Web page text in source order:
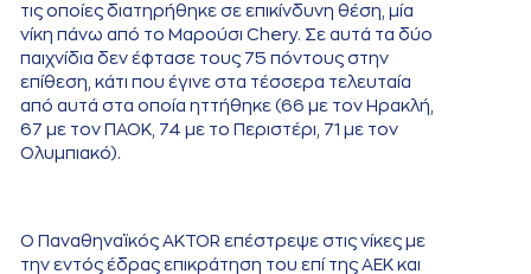
τις οποίες διατηρήθηκε σε επικίνδυνη θέση, μία
νίκη πάνω από το Μαρούσι Chery. Σε αυτά τα δύο
παιχνίδια δεν έφτασε τους 75 πόντους στην
επίθεση, κάτι που έγινε στα τέσσερα τελευταία
από αυτά στα οποία ηττήθηκε (66 με τον Ηρακλή,
67 με τον ΠΑΟΚ, 74 με το Περιστέρι, 71 με τον
Ολυμπιακό).
Ο Παναθηναϊκός AKTOR επέστρεψε στις νίκες με
την εντός έδρας επικράτηση του επί της ΑΕΚ και